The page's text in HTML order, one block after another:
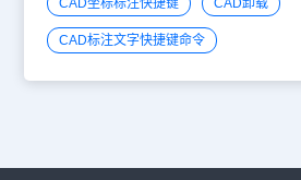
CAD坐标标注快捷键 CAD卸载
CAD标注文字快捷键命令